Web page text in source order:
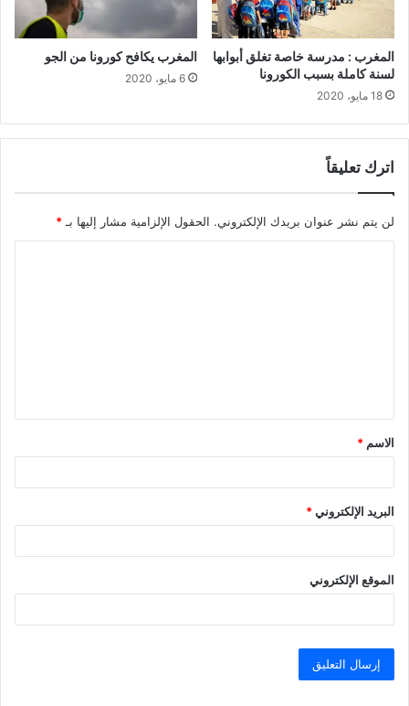
المغرب : مدرسة خاصة تغلق أبوابها
لسنة كاملة بسبب الكورونا
18 مايو، 2020
المغرب يكافح كورونا من الجو
6 مايو، 2020
اترك تعليقاً
لن يتم نشر عنوان بريدك الإلكتروني. الحقول الإلزامية مشار إليها بـ *
ق
*
الاسم *
البريد الإلكتروني*
الموقع الإلكتروني